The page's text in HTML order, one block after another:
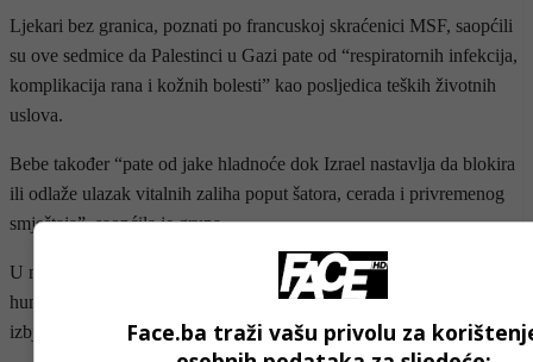
Ljekari bez granica, poznati po francuskoj skraćenici MSF, saopćili
su ove sedmice da Palestinci u Gazi pate od “respiratornih infekcija,
komplikacija rana i kožnih bolesti” kao posljedica teških životnih
uslova.
Bebe također “pate od jake hladnoće dok Izrael nastavlja da blokira
ili odlaže ulazak vitalnih zaliha poput šatora, cerada i privremenog
smještaja”, saopćila je grupa.
U međuvremenu, Izrael je preduzeo mjere da blokira međunarodne
humanitarne grupe, uključujući MSF i Norveško vijeće za
izbjeglice, da djeluju u Pojasu.Face.ba traži vašu privolu za